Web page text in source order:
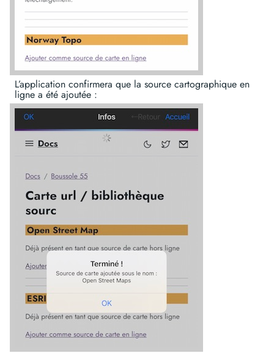
L’application confirmera que la source cartographique en
ligne a été ajoutée :